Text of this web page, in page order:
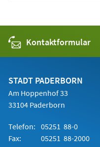
Kontaktformular
STADT PADERBORN
Am Hoppenhof 33
33104 Paderborn
Telefon: 05251 88-0
Fax:
05251 88-2000